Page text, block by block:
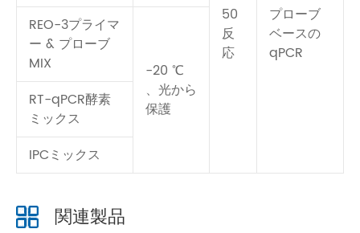
50
反
応
プローブ
ベースの
qPCR
REO-3プライマ
ー & プローブ
MIX
-20 ℃
、光から
保護
RT-qPCR酵素
ミックス
IPCミックス
関連製品